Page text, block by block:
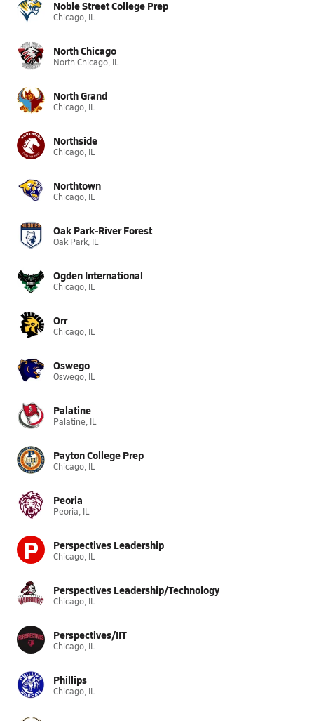
Noble Street College Prep
Chicago, IL
North Chicago
North Chicago, IL
North Grand
Chicago, IL
Northside
Chicago, IL
Northtown
Chicago, IL
Oak Park-River Forest
Oak Park, IL
Ogden International
Chicago, IL
Orr
Chicago, IL
Oswego
Oswego, IL
Palatine
Palatine, IL
Payton College Prep
Chicago, IL
Peoria
Peoria, IL
P Perspectives Leadership
Chicago, IL
Perspectives Leadership/Technology
Chicago, IL
Perspectives/IIT
Chicago, IL
Phillips
Chicago, IL